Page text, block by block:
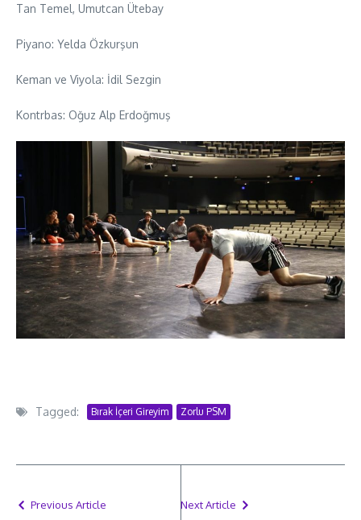
Tan Temel, Umutcan Ütebay
Piyano: Yelda Özkurşun
Keman ve Viyola: İdil Sezgin
Kontrbas: Oğuz Alp Erdoğmuş
Tagged: Bırak İçeri Gireyim Zorlu PSM
Previous Article Next Article